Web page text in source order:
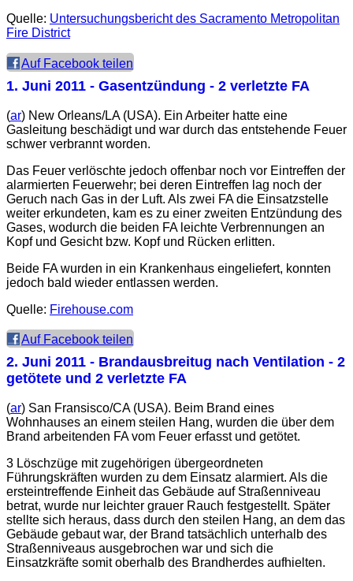
Quelle: Untersuchungsbericht des Sacramento Metropolitan
Fire District
Auf Facebook teilen
1. Juni 2011 - Gasentzündung - 2 verletzte FA
(ar) New Orleans/LA (USA). Ein Arbeiter hatte eine
Gasleitung beschädigt und war durch das entstehende Feuer
schwer verbrannt worden.
Das Feuer verlöschte jedoch offenbar noch vor Eintreffen der
alarmierten Feuerwehr; bei deren Eintreffen lag noch der
Geruch nach Gas in der Luft. Als zwei FA die Einsatzstelle
weiter erkundeten, kam es zu einer zweiten Entzündung des
Gases, wodurch die beiden FA leichte Verbrennungen an
Kopf und Gesicht bzw. Kopf und Rücken erlitten.
Beide FA wurden in ein Krankenhaus eingeliefert, konnten
jedoch bald wieder entlassen werden.
Quelle: Firehouse.com
Auf Facebook teilen
2. Juni 2011 - Brandausbreitug nach Ventilation - 2
getötete und 2 verletzte FA
(ar) San Fransisco/CA (USA). Beim Brand eines
Wohnhauses an einem steilen Hang, wurden die über dem
Brand arbeitenden FA vom Feuer erfasst und getötet.
3 Löschzüge mit zugehörigen übergeordneten
Führungskräften wurden zu dem Einsatz alarmiert. Als die
ersteintreffende Einheit das Gebäude auf Straßenniveau
betrat, wurde nur leichter grauer Rauch festgestellt. Später
stellte sich heraus, dass durch den steilen Hang, an dem das
Gebäude gebaut war, der Brand tatsächlich unterhalb des
Straßenniveaus ausgebrochen war und sich die
Einsatzkräfte somit oberhalb des Brandherdes aufhielten.